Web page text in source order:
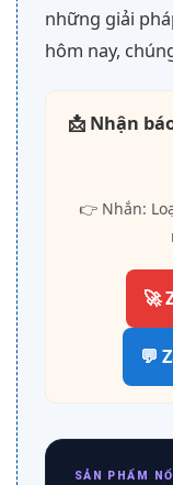
những giải
hôm nay,
📩 Nhận
👉 Nhắn:
🚀
💬
SẢN PHẨM